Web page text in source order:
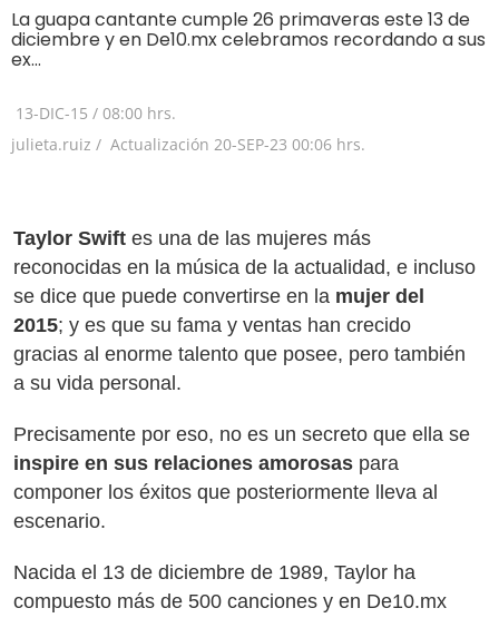
La guapa cantante cumple 26 primaveras este 13 de
diciembre y en De10.mx celebramos recordando a sus
ex…
13-DIC-15 / 08:00 hrs.
julieta.ruiz / Actualización 20-SEP-23 00:06 hrs.
Taylor Swift es una de las mujeres más
reconocidas en la música de la actualidad, e incluso
se dice que puede convertirse en la mujer del
2015; y es que su fama y ventas han crecido
gracias al enorme talento que posee, pero también
a su vida personal.
Precisamente por eso, no es un secreto que ella se
inspire en sus relaciones amorosas para
componer los éxitos que posteriormente lleva al
escenario.
Nacida el 13 de diciembre de 1989, Taylor ha
compuesto más de 500 canciones y en De10.mx